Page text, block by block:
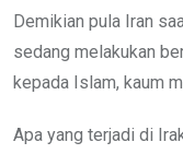
Demikian pula Iran
sedang melakukan
kepada Islam, kaum
Apa yang terjadi di